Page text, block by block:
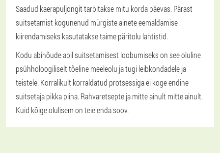
Saadud kaerapuljongit tarbitakse mitu korda päevas. Pärast
suitsetamist kogunenud mürgiste ainete eemaldamise
kiirendamiseks kasutatakse taime päritolu lahtistid.
Kodu abinõude abil suitsetamisest loobumiseks on see oluline
psühholoogiliselt tõeline meeleolu ja tugi leibkondadele ja
teistele. Korralikult korraldatud protsessiga ei koge endine
suitsetaja pikka piina. Rahvaretsepte ja mitte ainult mitte ainult.
Kuid kõige olulisem on teie enda soov.